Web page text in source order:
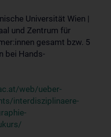
Universität Wien |
und Zentrum für
gesamt bzw. 5
bei Hands-
web/ueber-
interdisziplinaere-